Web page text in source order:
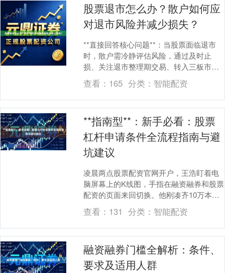
股票退市怎么办？散户如何应
对退市风险并减少损失？
**直接回答核心问题**：当股票面临退市
时，散户需冷静评估风险，通过及时止
损、关注退市整理期交易、转入三板市场
或等待重组等方式减少损失股票配资官网
开户，同时需警....
查看： 165 分类： 智能配资
**指南型**：新手必看：股票
杠杆申请条件全流程指南与避
坑建议
凌晨两点股票配资官网开户，王浩盯着电
脑屏幕上的K线图，手指在融资融券和股票
配资的页面来回切换。他刚凑齐10万本
金，想通过杠杆把资金放大到30万操作，
但面对券商要....
查看： 131 分类： 智能配资
融资融券门槛全解析：条件、
要求及适用人群